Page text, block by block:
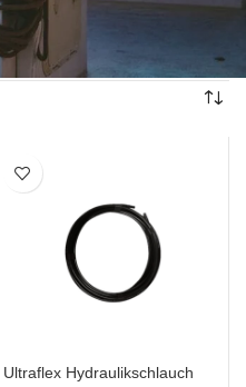
hydraulische Steuerung
Ultraflex Hydraulikschlauch